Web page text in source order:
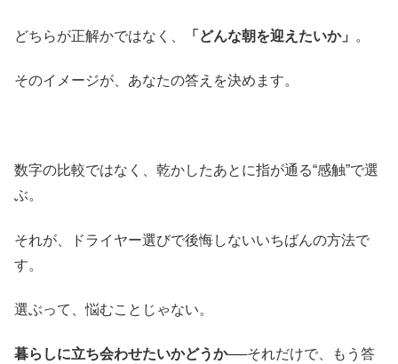
どちらが正解かではなく、 「どんな朝を迎えたいか」 。
そのイメージが、あなたの答えを決めます。
数字の比較ではなく、乾かしたあとに指が通る“感触”で選
ぶ。
それが、ドライヤー選びで後悔しないいちばんの方法で
す。
選ぶって、悩むことじゃない。
暮らしに立ち会わせたいかどうか──それだけで、もう答